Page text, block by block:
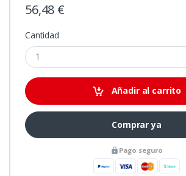
56,48 €
Cantidad
Añadir al carrito
Comprar ya
Pago seguro